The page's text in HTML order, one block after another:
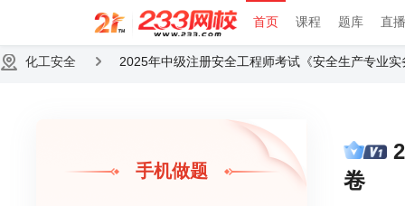
首页 课程 题库 直
化工安全 2025年中级注册安全工程师考试《安全生产专业
手机做题
卷